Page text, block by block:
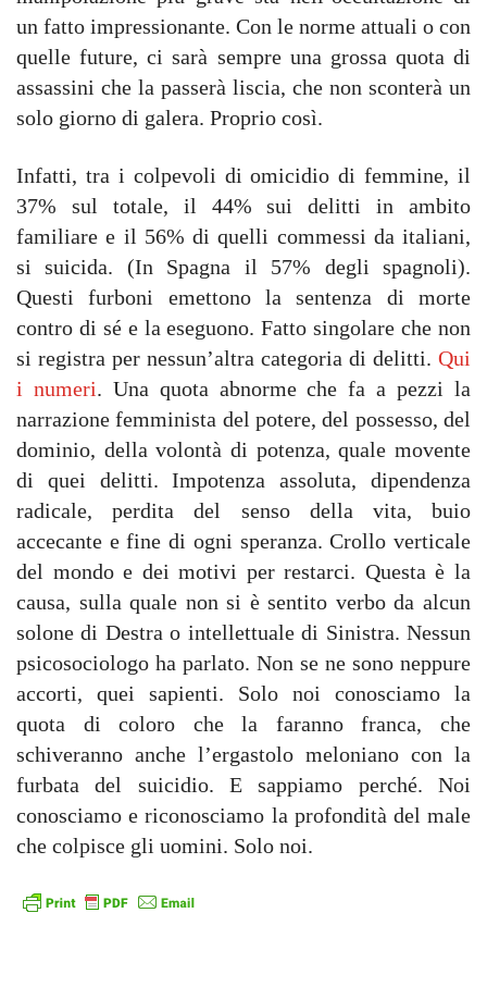
un fatto impressionante. Con le norme attuali o con
quelle future, ci sarà sempre una grossa quota di
assassini che la passerà liscia, che non sconterà un
solo giorno di galera. Proprio così.
Infatti, tra i colpevoli di omicidio di femmine, il
37% sul totale, il 44% sui delitti in ambito
familiare e il 56% di quelli commessi da italiani,
si suicida. (In Spagna il 57% degli spagnoli).
Questi furboni emettono la sentenza di morte
contro di sé e la eseguono. Fatto singolare che non
si registra per nessun’altra categoria di delitti. Qui
i numeri. Una quota abnorme che fa a pezzi la
narrazione femminista del potere, del possesso, del
dominio, della volontà di potenza, quale movente
di quei delitti. Impotenza assoluta, dipendenza
radicale, perdita del senso della vita, buio
accecante e fine di ogni speranza. Crollo verticale
del mondo e dei motivi per restarci. Questa è la
causa, sulla quale non si è sentito verbo da alcun
solone di Destra o intellettuale di Sinistra. Nessun
psicosociologo ha parlato. Non se ne sono neppure
accorti, quei sapienti. Solo noi conosciamo la
quota di coloro che la faranno franca, che
schiveranno anche l’ergastolo meloniano con la
furbata del suicidio. E sappiamo perché. Noi
conosciamo e riconosciamo la profondità del male
che colpisce gli uomini. Solo noi.